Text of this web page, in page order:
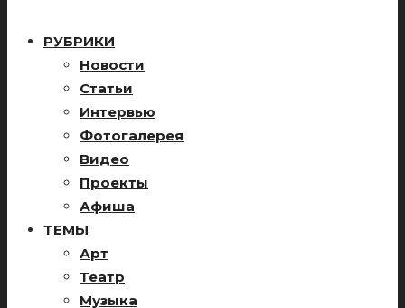
РУБРИКИ
Новости
Статьи
Интервью
Фотогалерея
Видео
Проекты
Афиша
ТЕМЫ
Арт
Театр
Музыка